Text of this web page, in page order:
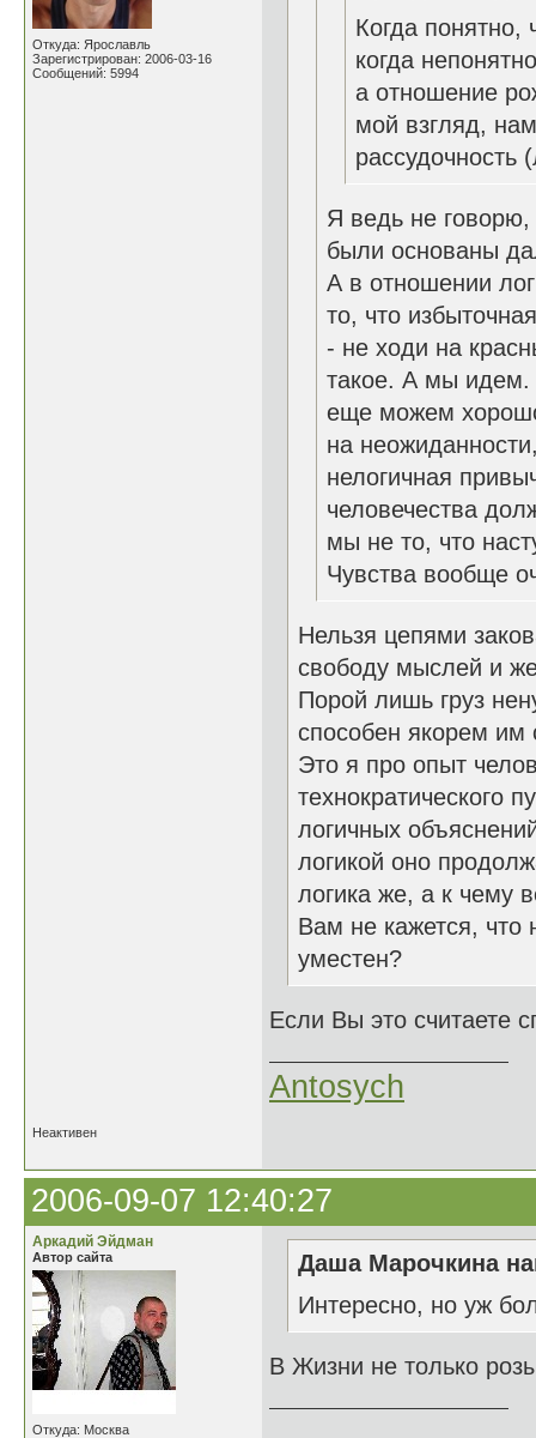
Откуда: Ярославль
Зарегистрирован: 2006-03-16
Сообщений: 5994
Когда понятно,
когда
а отношение
мой взгляд,
рассудочность
Я ведь не
были основаны
А в отношении
то, что
- не ходи на
такое. А мы идем.
еще можем хорошо
на
нелогичная
человечества
мы не то, что
Чувства вообще
Нельзя цепями
свободу мыслей и
Порой лишь груз
способен якорем им
Это я про опыт
технократического
логичных
логикой оно
логика же, а к чему
Вам не кажется, что
уместен?
Если Вы это считаете
Antosych
Неактивен
2006-09-07 12:40:27
Аркадий Эйдман
Автор сайта
Откуда: Москва
Даша Марочкина
Интересно, но уж
В Жизни не только